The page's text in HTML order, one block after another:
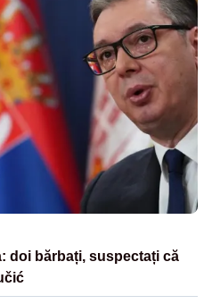
doi bărbați, suspectați că